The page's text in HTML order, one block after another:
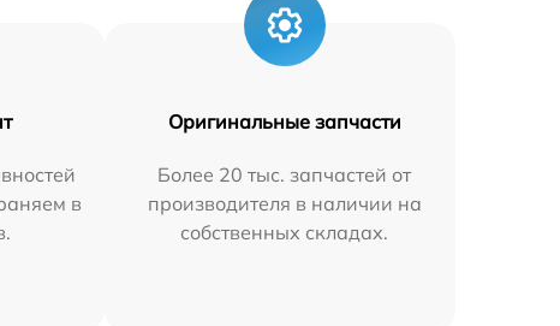
в
Оригинальные запчасти
Более 20 тыс. запчастей от
производителя в наличии на
собственных складах.